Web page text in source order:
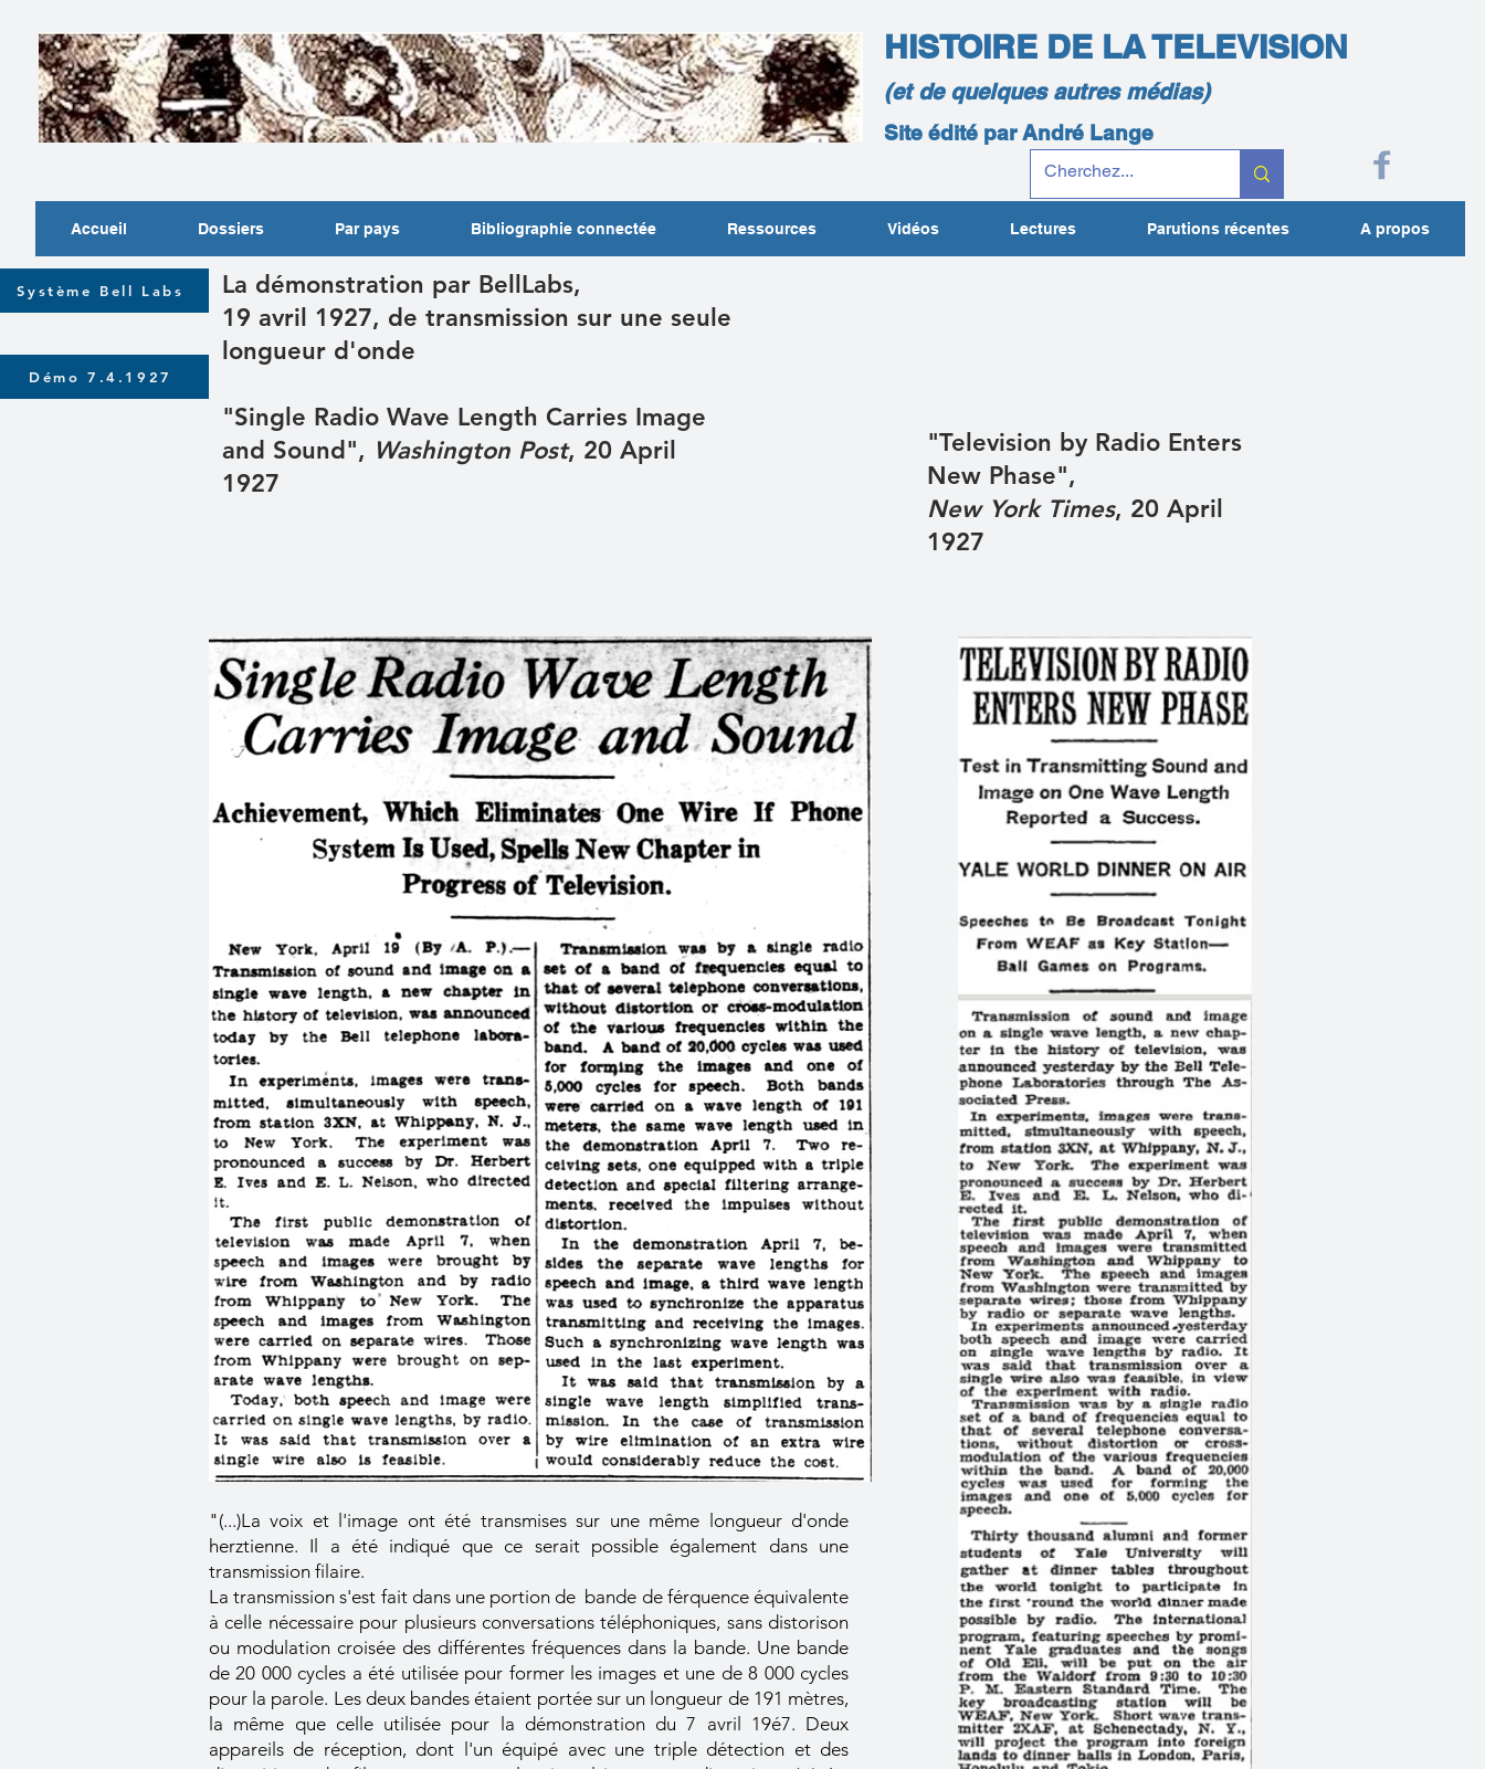
HISTOIRE DE LA TELEVISION
(et de quelques autres médias)
Site édité par André Lange
Accueil Dossiers Par pays Bibliographie connectée Ressources Vidéos Lectures Parutions récentes A propos
Système Bell Labs
Démo 7.4.1927
La démonstration par BellLabs,
19 avril 1927, de transmission sur une seule
longueur d'onde
"Single Radio Wave Length Carries Image
and Sound", Washington Post, 20 April
1927
"(...)La voix et l'image ont été transmises sur une même longueur d'onde
herztienne. Il a été indiqué que ce serait possible également dans une
transmission filaire.
La transmission s'est fait dans une portion de bande de férquence équivalente
à celle nécessaire pour plusieurs conversations téléphoniques, sans distorison
ou modulation croisée des différentes fréquences dans la bande. Une bande
de 20 000 cycles a été utilisée pour former les images et une de 8 000 cycles
pour la parole. Les deux bandes étaient portée sur un longueur de 191 mètres,
la même que celle utilisée pour la démonstration du 7 avril 19é7. Deux
appareils de réception, dont l'un équipé avec une triple détection et des
"Television by Radio Enters
New Phase",
New York Times, 20 April
1927